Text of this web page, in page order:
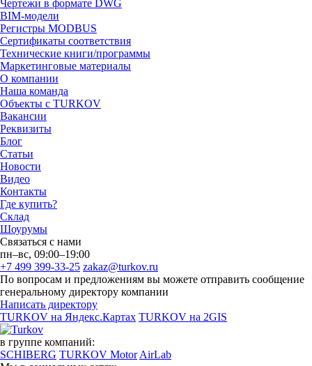
Чертежи в формате DWG
BIM-модели
Регистры MODBUS
Сертификаты соответствия
Технические книги/программы
Маркетинговые материалы
О компании
Наша команда
Объекты с TURKOV
Вакансии
Реквизиты
Блог
Статьи
Новости
Видео
Контакты
Где купить?
Склад
Шоурумы
Связаться с нами
пн–вс, 09:00–19:00
+7 499 399-33-25 zakaz@turkov.ru
По вопросам и предложениям вы можете отправить сообщение
генеральному директору компании
Написать директору
TURKOV на Яндекс.Картах TURKOV на 2GIS
в группе компаний:
SCHIBERG TURKOV Motor AirLab